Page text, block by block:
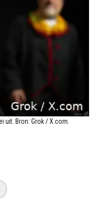
uit. Bron: Grok / X.com.